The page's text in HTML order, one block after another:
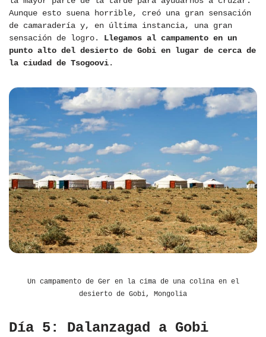
Aunque esto suena horrible, creó una gran sensación
de camaradería y, en última instancia, una gran
sensación de logro. Llegamos al campamento en un
punto alto del desierto de Gobi en lugar de cerca de
la ciudad de Tsogoovi.
Un campamento de Ger en la cima de una colina en el
desierto de Gobi, Mongolia
Día 5: Dalanzagad a Gobi